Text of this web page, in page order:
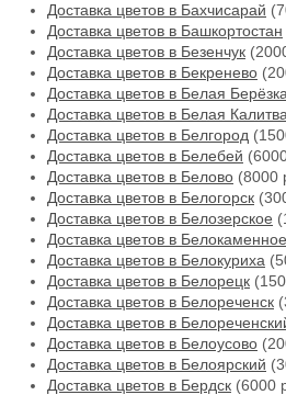
Доставка цветов в Бахчисарай
Доставка цветов в Башкортостан
Доставка цветов в Безенчук
Доставка цветов в Бекренево
Доставка цветов в Белая Берёзка
Доставка цветов в Белая Калитва
Доставка цветов в Белгород
Доставка цветов в Белебей
Доставка цветов в Белово (8000
Доставка цветов в Белогорск
Доставка цветов в Белозерское
Доставка цветов в Белокаменное
Доставка цветов в Белокуриха
Доставка цветов в Белорецк
Доставка цветов в Белореченск
Доставка цветов в
Доставка цветов в Белоусово
Доставка цветов в Белоярский
Доставка цветов в Бердск (6000